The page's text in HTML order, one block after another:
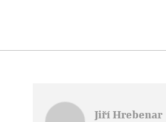
Jiří Hrebenar